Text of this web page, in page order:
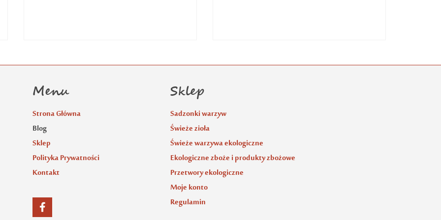
Menu
Strona Główna
Blog
Sklep
Polityka Prywatności
Kontakt
Sklep
Sadzonki warzyw
Świeże zioła
Świeże warzywa ekologiczne
Ekologiczne zboże i produkty zbożowe
Przetwory ekologiczne
Moje konto
Regulamin